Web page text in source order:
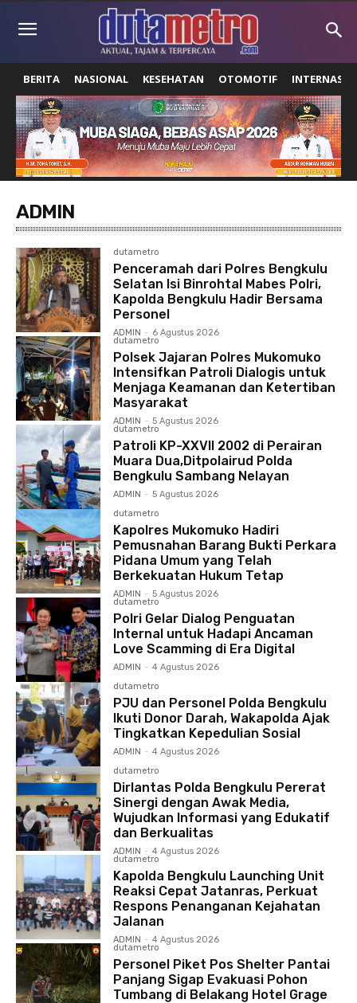
BERITA NASIONAL KESEHATAN OTOMOTIF
ADMIN
dutametro
Penceramah dari Polres Bengkulu
Selatan Isi Binrohtal Mabes Polri,
Kapolda Bengkulu Hadir Bersama
Personel
ADMIN - 6 Agustus 2026
dutametro
Polsek Jajaran Polres Mukomuko
Intensifkan Patroli Dialogis untuk
Menjaga Keamanan dan Ketertiban
Masyarakat
ADMIN - 5 Agustus 2026
dutametro
Patroli KP-XXVII 2002 di Perairan
Muara Dua,Ditpolairud Polda
Bengkulu Sambang Nelayan
ADMIN - 5 Agustus 2026
dutametro
Kapolres Mukomuko Hadiri
Pemusnahan Barang Bukti Perkara
Pidana Umum yang Telah
Berkekuatan Hukum Tetap
ADMIN - 5 Agustus 2026
dutametro
Polri Gelar Dialog Penguatan
Internal untuk Hadapi Ancaman
Love Scamming di Era Digital
ADMIN - 4 Agustus 2026
dutametro
PJU dan Personel Polda Bengkulu
Ikuti Donor Darah, Wakapolda Ajak
Tingkatkan Kepedulian Sosial
ADMIN - 4 Agustus 2026
dutametro
Dirlantas Polda Bengkulu Pererat
Sinergi dengan Awak Media,
Wujudkan Informasi yang Edukatif
dan Berkualitas
ADMIN - 4 Agustus 2026
dutametro
Kapolda Bengkulu Launching Unit
Reaksi Cepat Jatanras, Perkuat
Respons Penanganan Kejahatan
Jalanan
ADMIN - 4 Agustus 2026
dutametro
Personel Piket Pos Shelter Pantai
Panjang Sigap Evakuasi Pohon
Tumbang di Belakang Hotel Grage